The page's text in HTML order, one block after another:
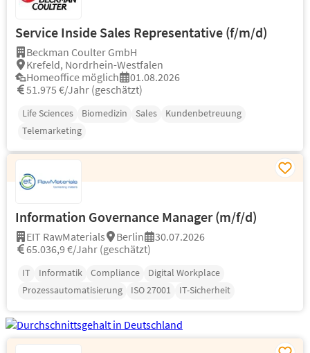
Service Inside Sales Representative (f/m/d)
Beckman Coulter GmbH
Krefeld, Nordrhein-Westfalen
Homeoffice möglich
01.08.2026
51.975 €/Jahr (geschätzt)
Life Sciences Biomedizin Sales
Kundenbetreuung
Telemarketing
Information Governance Manager (m/f/d)
EIT RawMaterials Berlin
30.07.2026
65.036,9 €/Jahr (geschätzt)
IT Informatik Compliance
Digital Workplace
Prozessautomatisierung
ISO 27001 IT-Sicherheit